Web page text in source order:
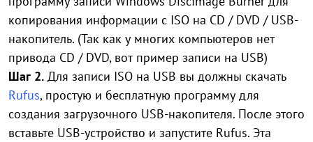
копирования информации с ISO на CD / DVD / USB-
накопитель. (Так как у многих компьютеров нет
привода CD / DVD, вот пример записи на USB)
Шаг 2. Для записи ISO на USB вы должны скачать
Rufus, простую и бесплатную программу для
создания загрузочного USB-накопителя. После этого
вставьте USB-устройство и запустите Rufus. Эта